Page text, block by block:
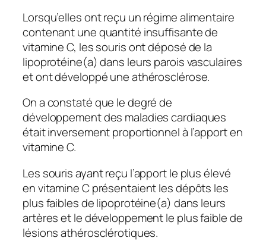
Lorsqu’elles ont reçu un régime alimentaire
contenant une quantité insuffisante de
vitamine C, les souris ont déposé de la
lipoprotéine(a) dans leurs parois vasculaires
et ont développé une athérosclérose.
On a constaté que le degré de
développement des maladies cardiaques
était inversement proportionnel à l’apport en
vitamine C.
Les souris ayant reçu l’apport le plus élevé
en vitamine C présentaient les dépôts les
plus faibles de lipoprotéine(a) dans leurs
artères et le développement le plus faible de
lésions athérosclérotiques.